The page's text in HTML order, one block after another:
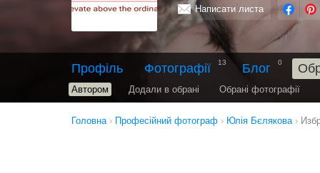
Написати листа
Профіль Фотографії 13 Блог 0
Автором Додали в обрані Обрані фотографії
Головна› Професійний фотограф › Юлія Бєлякова›